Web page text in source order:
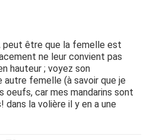
peut être que la femelle est
ne leur convient pas
hauteur ; voyez son
femelle (à savoir que je
oeufs, car mes mandarins sont
la volière il y en a une